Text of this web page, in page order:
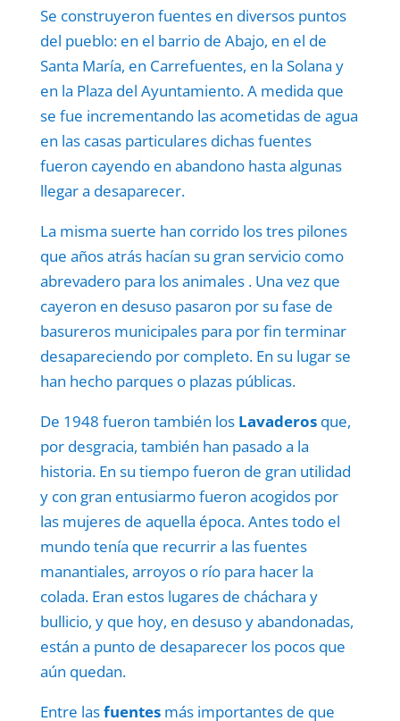
Se construyeron fuentes en diversos puntos
del pueblo: en el barrio de Abajo, en el de
Santa María, en Carrefuentes, en la Solana y
en la Plaza del Ayuntamiento. A medida que
se fue incrementando las acometidas de agua
en las casas particulares dichas fuentes
fueron cayendo en abandono hasta algunas
llegar a desaparecer.
La misma suerte han corrido los tres pilones
que años atrás hacían su gran servicio como
abrevadero para los animales . Una vez que
cayeron en desuso pasaron por su fase de
basureros municipales para por fin terminar
desapareciendo por completo. En su lugar se
han hecho parques o plazas públicas.
De 1948 fueron también los Lavaderos que,
por desgracia, también han pasado a la
historia. En su tiempo fueron de gran utilidad
y con gran entusiarmo fueron acogidos por
las mujeres de aquella época. Antes todo el
mundo tenía que recurrir a las fuentes
manantiales, arroyos o río para hacer la
colada. Eran estos lugares de cháchara y
bullicio, y que hoy, en desuso y abandonadas,
están a punto de desaparecer los pocos que
aún quedan.
Entre lasfuentesmás importantes de que